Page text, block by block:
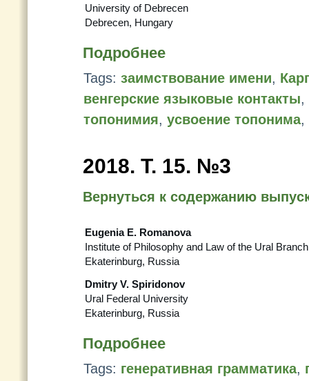
University of Debrecen
Debrecen, Hungary
Подробнее
Tags: заимствование имени,
венгерские языковые контакты,
топонимия, усвоение топонима,
2018. Т. 15. №3
Вернуться к содержанию
Eugenia E. Romanova
Institute of Philosophy and Law of the Ural
Ekaterinburg, Russia
Dmitry V. Spiridonov
Ural Federal University
Ekaterinburg, Russia
Подробнее
Tags: генеративная грамматика,